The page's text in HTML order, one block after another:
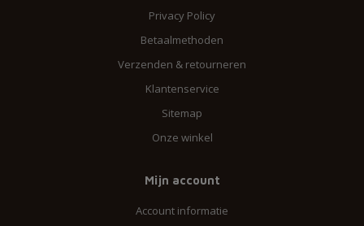
Privacy Policy
Betaalmethoden
Verzenden & retourneren
Klantenservice
Sitemap
Onze winkel
Mijn account
Account informatie